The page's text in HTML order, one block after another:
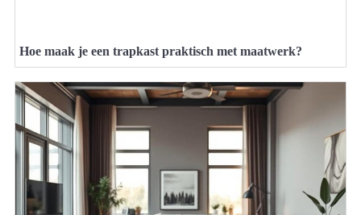
Hoe maak je een trapkast praktisch met maatwerk?